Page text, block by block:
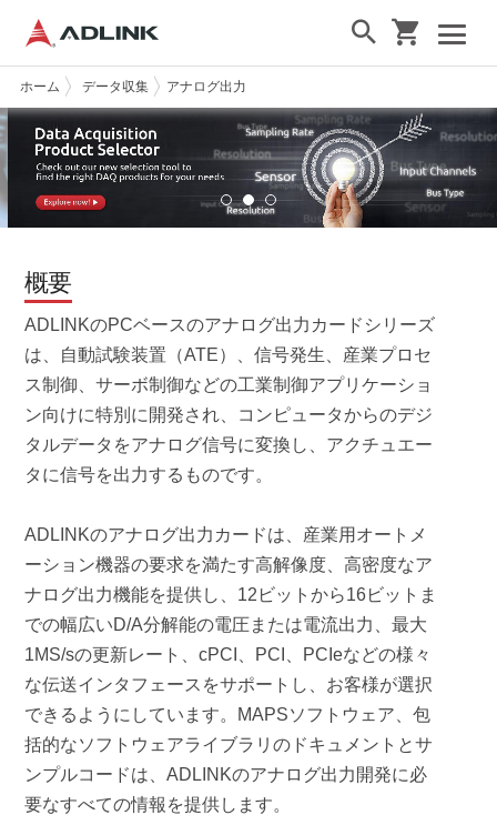
ホーム データ収集 アナログ出力
概要
ADLINKのPCベースのアナログ出力カードシリーズ
は、自動試験装置（ATE）、信号発生、産業プロセ
ス制御、サーボ制御などの工業制御アプリケーショ
ン向けに特別に開発され、コンピュータからのデジ
タルデータをアナログ信号に変換し、アクチュエー
タに信号を出力するものです。
ADLINKのアナログ出力カードは、産業用オートメ
ーション機器の要求を満たす高解像度、高密度なア
ナログ出力機能を提供し、12ビットから16ビットま
での幅広いD/A分解能の電圧または電流出力、最大
1MS/sの更新レート、cPCI、PCI、PCIeなどの様々
な伝送インタフェースをサポートし、お客様が選択
できるようにしています。MAPSソフトウェア、包
括的なソフトウェアライブラリのドキュメントとサ
ンプルコードは、ADLINKのアナログ出力開発に必
要なすべての情報を提供します。